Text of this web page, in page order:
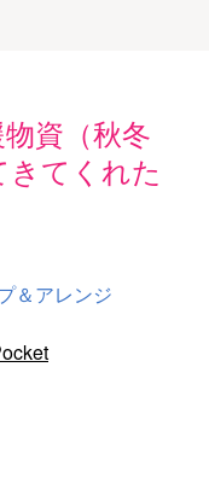
資（秋冬
てくれた
＆アレンジ